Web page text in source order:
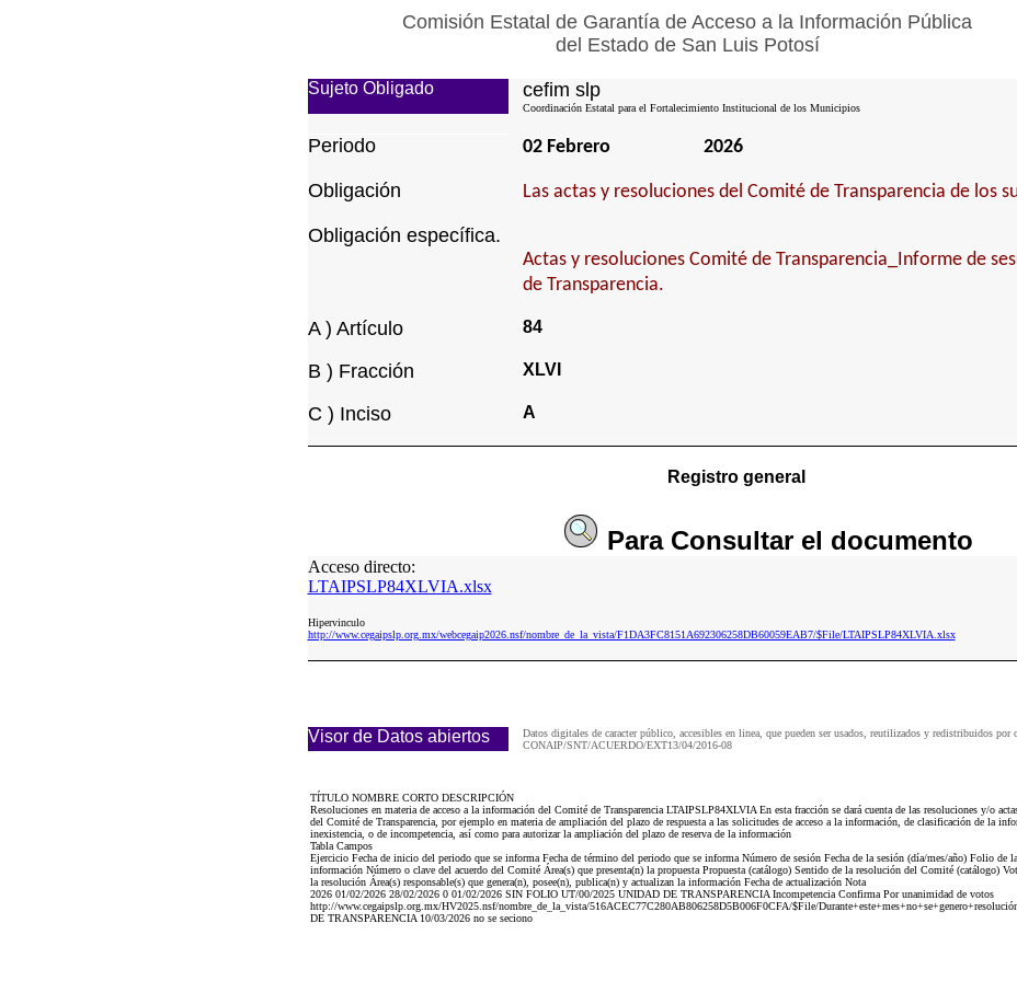
Comisión Estatal de Garantía de Acceso a la Información Pública
del Estado de San Luis Potosí
Sujeto Obligado cefim slp
Coordinación Estatal para el Fortalecimiento Institucional de los Municipios
Periodo 02 Febrero 2026
Obligación Las actas y resoluciones del Comité de Transparencia de los
Obligación específica.
Actas y resoluciones Comité de Transparencia_Informe de
de Transparencia.
A ) Artículo 84
B ) Fracción XLVI
C ) Inciso A
Registro general
Para Consultarel documento
Acceso directo:
LTAIPSLP84XLVIA.xlsx
Hipervinculo
http://www.cegaipslp.org.mx/webcegaip2026.nsf/nombre_de_la_vista/F1DA3FC8151A692306258DB60059EAB7/$File/LTAIPSLP84XLVIA.xlsx
Visor de Datos abiertos
Datos digitales de caracter público, accesibles en linea, que pueden ser usados, reutilizados y redistribuidos por
CONAIP/SNT/ACUERDO/EXT13/04/2016-08
TÍTULO NOMBRE CORTO DESCRIPCIÓN
Resoluciones en materia de acceso a la información del Comité de Transparencia LTAIPSLP84XLVIA En esta fracción se dará cuenta de las resoluciones y/o
del Comité de Transparencia, por ejemplo en materia de ampliación del plazo de respuesta a las solicitudes de acceso a la información, de clasificación de la
inexistencia, o de incompetencia, así como para autorizar la ampliación del plazo de reserva de la información
Tabla Campos
Ejercicio Fecha de inicio del periodo que se informa Fecha de término del periodo que se informa Número de sesión Fecha de la sesión (día/mes/año) Folio de
información Número o clave del acuerdo del Comité Área(s) que presenta(n) la propuesta Propuesta (catálogo) Sentido de la resolución del Comité (catálogo)
la resolución Área(s) responsable(s) que genera(n), posee(n), publica(n) y actualizan la información Fecha de actualización Nota
2026 01/02/2026 28/02/2026 0 01/02/2026 SIN FOLIO UT/00/2025 UNIDAD DE TRANSPARENCIA Incompetencia Confirma Por unanimidad de votos
http://www.cegaipslp.org.mx/HV2025.nsf/nombre_de_la_vista/516ACEC77C280AB806258D5B006F0CFA/$File/
DE TRANSPARENCIA 10/03/2026 no se seciono